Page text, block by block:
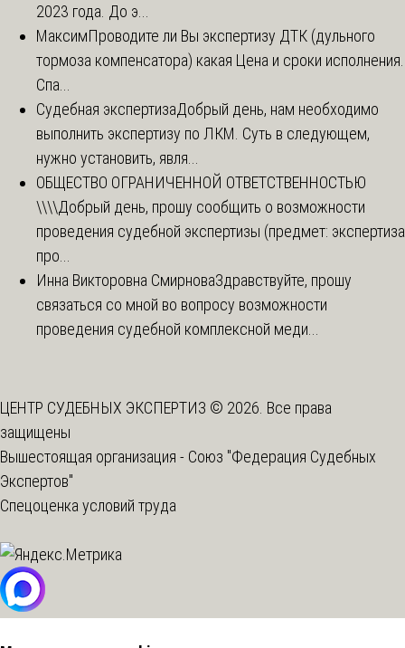
2023 года. До э...
МаксимПроводите ли Вы экспертизу ДТК (дульного
тормоза компенсатора) какая Цена и сроки исполнения.
Спа...
Судебная экспертизаДобрый день, нам необходимо
выполнить экспертизу по ЛКМ. Суть в следующем,
нужно установить, явля...
ОБЩЕСТВО ОГРАНИЧЕННОЙ ОТВЕТСТВЕННОСТЬЮ
\\\\Добрый день, прошу сообщить о возможности
проведения судебной экспертизы (предмет: экспертиза
про...
Инна Викторовна СмирноваЗдравствуйте, прошу
связаться со мной во вопросу возможности
проведения судебной комплексной меди...
ЦЕНТР СУДЕБНЫХ ЭКСПЕРТИЗ © 2026. Все права
защищены
Вышестоящая организация - Союз "Федерация Судебных
Экспертов"
Спецоценка условий труда